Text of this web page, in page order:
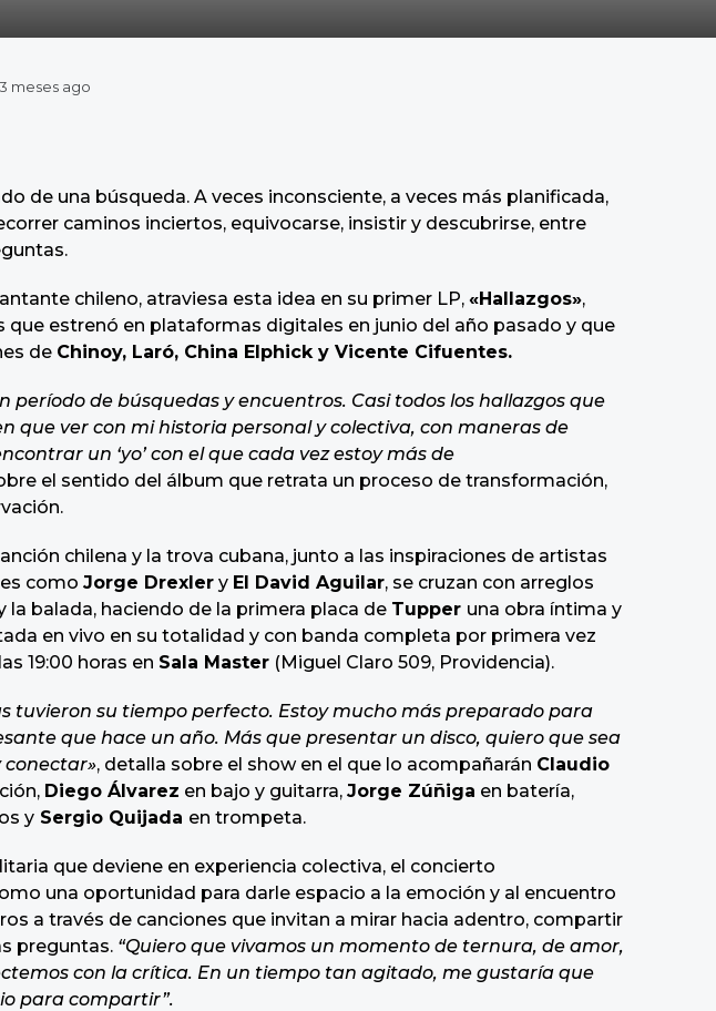
3 meses ago
s
g
de una búsqueda. A veces inconsciente, a veces más planificada,
caminos inciertos, equivocarse, insistir y descubrirse, entre
chileno, atraviesa esta idea en su primer LP, «Hallazgos»,
que estrenó en plataformas digitales en junio del año pasado y que
de Chinoy, Laró, China Elphick y Vicente Cifuentes.
período de búsquedas y encuentros. Casi todos los hallazgos que
que ver con mi historia personal y colectiva, con maneras de
un ‘yo’ con el que cada vez estoy más de
el sentido del álbum que retrata un proceso de transformación,
chilena y la trova cubana, junto a las inspiraciones de artistas
como Jorge Drexler y El David Aguilar, se cruzan con arreglos
la balada, haciendo de la primera placa de Tupper una obra íntima y
en vivo en su totalidad y con banda completa por primera vez
19:00 horas en Sala Master (Miguel Claro 509, Providencia).
tuvieron su tiempo perfecto. Estoy mucho más preparado para
que hace un año. Más que presentar un disco, quiero que sea
conectar», detalla sobre el show en el que lo acompañarán Claudio
Diego Álvarez en bajo y guitarra, Jorge Zúñiga en batería,
y Sergio Quijada en trompeta.
que deviene en experiencia colectiva, el concierto
una oportunidad para darle espacio a la emoción y al encuentro
a través de canciones que invitan a mirar hacia adentro, compartir
preguntas. “Quiero que vivamos un momento de ternura, de amor,
con la crítica. En un tiempo tan agitado, me gustaría que
para compartir”.